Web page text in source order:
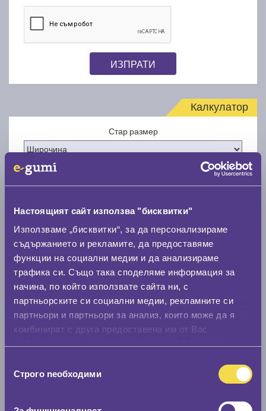
Настоящият сайт използва "бисквитки"
Използваме „бисквитки“, за да персонализираме
съдържанието и рекламите, да предоставяме
функции на социални медии и да анализираме
трафика си. Също така споделяме информация за
начина, по който използвате сайта ни, с
партньорските си социални медии, рекламните си
партньори и партньори за анализ, които може да я
комбинират с друга предоставена им от Вас
наСтрого nеобходими
ИЗПРАТИ
Калкулатор
Стар размер
Нов размер
Стар размер
0 мм.